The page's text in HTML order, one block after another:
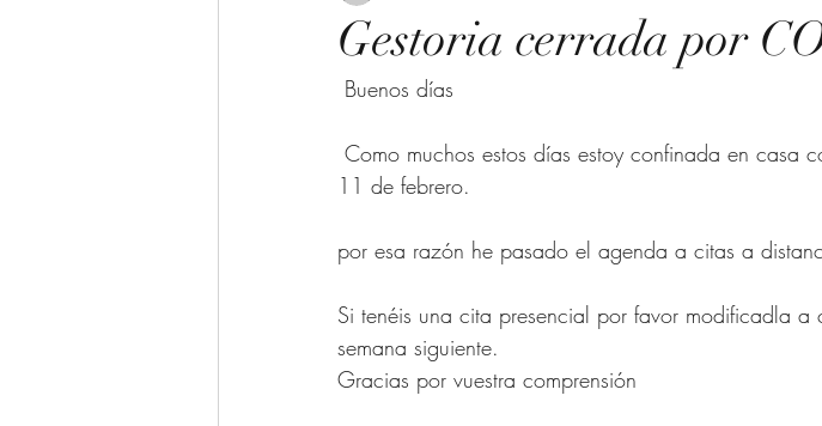
Gestoria cerrada por
Buenos días
11 de febrero.
por esa razón he pasado el agenda a citas a
Si tenéis una cita presencial por favor modificadla
semana siguiente.
Gracias por vuestra comprensión